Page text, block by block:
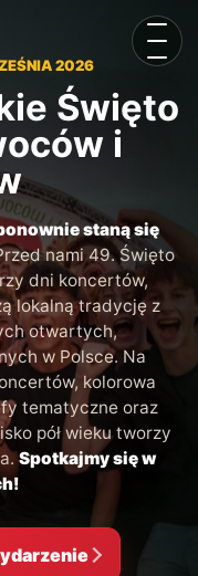
2026
Święto
i
staną się
nami 49. Święto
dni koncertów,
lokalną tradycję z
otwartych,
w Polsce. Na
kolorowa
tematyczne oraz
pół wieku tworzy
Spotkajmy się w